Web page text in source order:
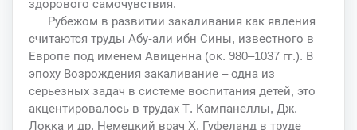
здорового самочувствия.
Рубежом в развитии закаливания как явления
считаются труды Абу-али ибн Сины, известного в
Европе под именем Авиценна (ок. 980–1037 гг.). В
эпоху Возрождения закаливание – одна из
серьезных задач в системе воспитания детей, это
акцентировалось в трудах Т. Кампанеллы, Дж.
Локка и др. Немецкий врач X. Гуфеланд в труде